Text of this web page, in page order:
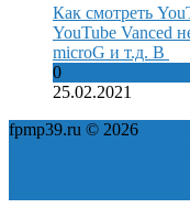
Как смотреть
YouTube Vanced
microG и т.д. В
0
25.02.2021
fpmp39.ru © 2026